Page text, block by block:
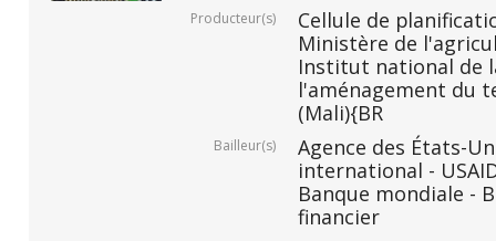
Producteur(s)
Cellule de
Ministère de
Institut national de
l'aménagement du
(Mali){BR
Bailleur(s)
Agence des États-
international -
Banque mondiale -
financier